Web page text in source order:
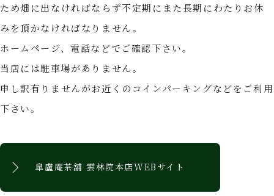
ため畑に出なければならず不定期にまた長期にわたりお休
みを頂かなければなりません。
ホームページ、電話などでご確認下さい。
当店には駐車場がありません。
申し訳有りませんがお近くのコインパーキングなどをご利用
下さい。
皐盧庵茶舗 雲林院本店WEBサイト